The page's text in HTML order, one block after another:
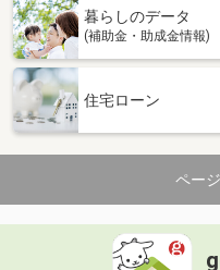
暮らしのデータ
(補助金・助成金情報)
住宅ローン
ペー